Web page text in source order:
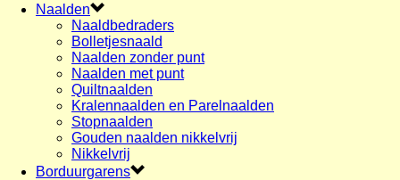
Naalden
Naaldbedraders
Bolletjesnaald
Naalden zonder punt
Naalden met punt
Quiltnaalden
Kralennaalden en Parelnaalden
Stopnaalden
Gouden naalden nikkelvrij
Nikkelvrij
Borduurgarens